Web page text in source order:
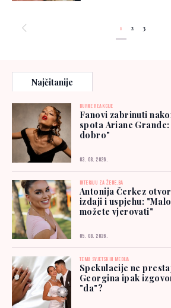
1 2 3
Najčitanije
BURNE REAKCIJE
Fanovi zabrinuti
spota Ariane
dobro"
03. 08. 2026.
INTERVJU ZA ŽENE.BA
Antonija Čerkez
izdaji i uspjehu:
možete vjerovati"
05. 08. 2026.
TEMA SVJETSKIH MEDIJA
Spekulacije ne
Georgina ipak
"da"?